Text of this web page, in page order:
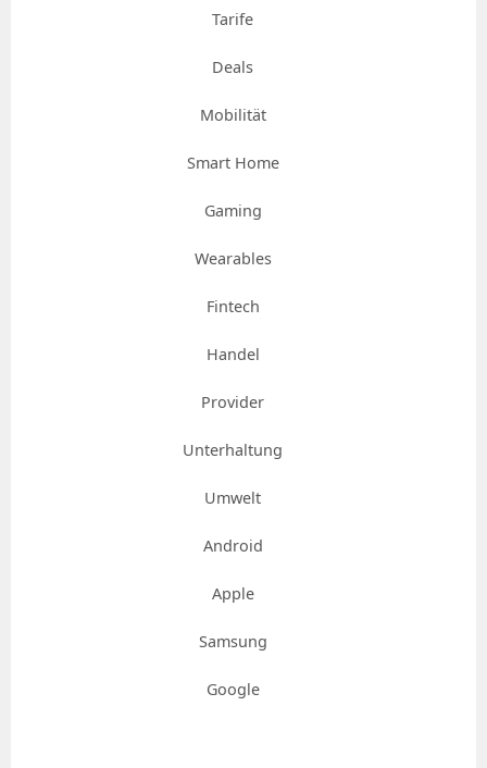
Tarife
Deals
Mobilität
Smart Home
Gaming
Wearables
Fintech
Handel
Provider
Unterhaltung
Umwelt
Android
Apple
Samsung
Google